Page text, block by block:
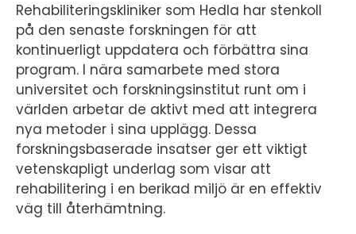
Rehabiliteringskliniker som Hedla har stenkoll
på den senaste forskningen för att
kontinuerligt uppdatera och förbättra sina
program. I nära samarbete med stora
universitet och forskningsinstitut runt om i
världen arbetar de aktivt med att integrera
nya metoder i sina upplägg. Dessa
forskningsbaserade insatser ger ett viktigt
vetenskapligt underlag som visar att
rehabilitering i en berikad miljö är en effektiv
väg till återhämtning.